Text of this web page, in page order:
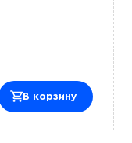
В корзину